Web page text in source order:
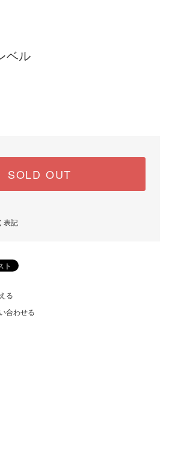
ベル
SOLD OUT
表記
る
合わせる